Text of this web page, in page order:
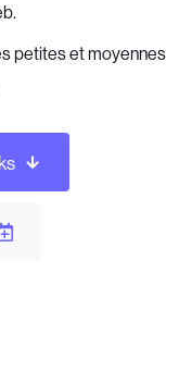
petites et moyennes